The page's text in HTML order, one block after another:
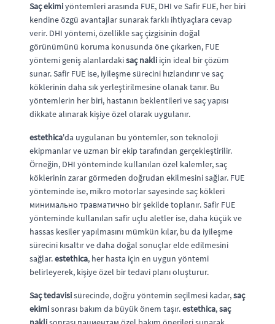
Saç ekimiyöntemleri arasında FUE, DHI ve Safir FUE, her biri
kendine özgü avantajlar sunarak farklı ihtiyaçlara cevap
verir. DHI yöntemi, özellikle saç çizgisinin doğal
görünümünü koruma konusunda öne çıkarken, FUE
yöntemi geniş alanlardakisaç nakli için ideal bir çözüm
sunar. Safir FUE ise, iyileşme sürecini hızlandırır ve saç
köklerinin daha sık yerleştirilmesine olanak tanır. Bu
yöntemlerin her biri, hastanın beklentileri ve saç yapısı
dikkate alınarak kişiye özel olarak uygulanır.
estethica'da uygulanan bu yöntemler, son teknoloji
ekipmanlar ve uzman bir ekip tarafından gerçekleştirilir.
Örneğin, DHI yönteminde kullanılan özel kalemler, saç
köklerinin zarar görmeden doğrudan ekilmesini sağlar. FUE
yönteminde ise, mikro motorlar sayesinde saç kökleri
минимально травматично bir şekilde toplanır. Safir FUE
yönteminde kullanılan safir uçlu aletler ise, daha küçük ve
hassas kesiler yapılmasını mümkün kılar, bu da iyileşme
sürecini kısaltır ve daha doğal sonuçlar elde edilmesini
sağlar.estethica, her hasta için en uygun yöntemi
belirleyerek, kişiye özel bir tedavi planı oluşturur.
Saç tedavisisürecinde, doğru yöntemin seçilmesi kadar,saç
ekimisonrası bakım da büyük önem taşır.estethica,saç